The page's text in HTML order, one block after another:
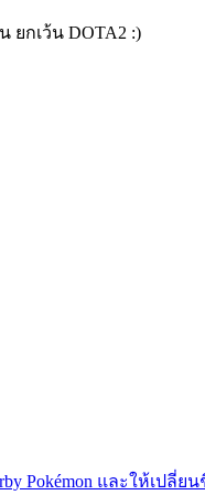
ยกเว้น DOTA2 :)
Pokémon และให้เปลี่ย